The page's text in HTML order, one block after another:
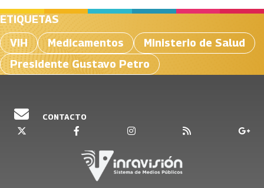
ETIQUETAS
VIH
Medicamentos
Ministerio de Salud
Presidente Gustavo Petro
CONTACTO